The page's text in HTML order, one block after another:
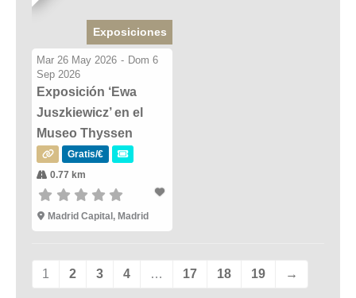
Exposiciones
Mar 26 May 2026 - Dom 6
Sep 2026
Exposición ‘Ewa
Juszkiewicz’ en el
Museo Thyssen
Gratis/€
0.77 km
Madrid Capital, Madrid
1 2 3 4 … 17 18 19 →